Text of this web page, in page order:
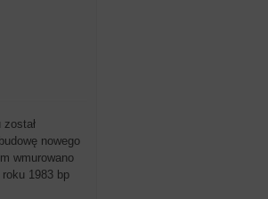
nowego
wmurowano
1983 bp